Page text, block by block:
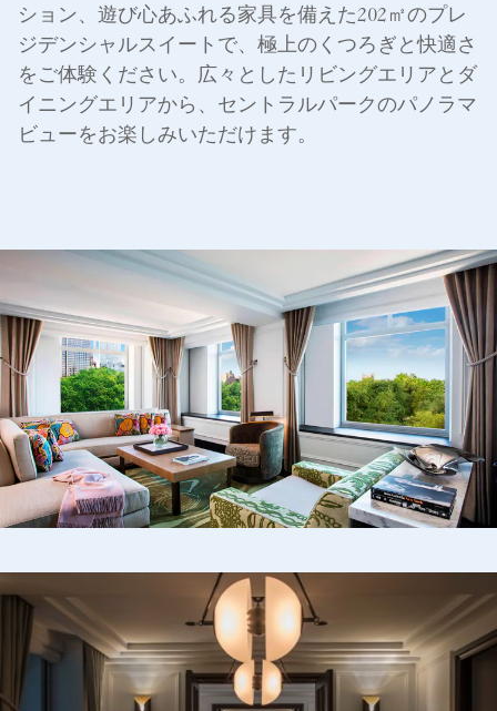
ション、遊び心あふれる家具を備えた202㎡のプレ
ジデンシャルスイートで、極上のくつろぎと快適さ
をご体験ください。広々としたリビングエリアとダ
イニングエリアから、セントラルパークのパノラマ
ビューをお楽しみいただけます。